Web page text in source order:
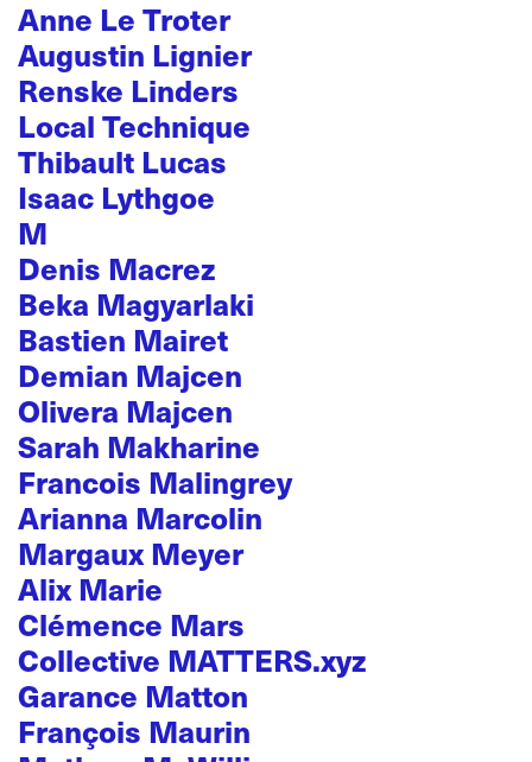
Anne Le Troter
Augustin Lignier
Renske Linders
Local Technique
Thibault Lucas
Isaac Lythgoe
M
Denis Macrez
Beka Magyarlaki
Bastien Mairet
Demian Majcen
Olivera Majcen
Sarah Makharine
Francois Malingrey
Arianna Marcolin
Margaux Meyer
Alix Marie
Clémence Mars
Collective MATTERS.xyz
Garance Matton
François Maurin